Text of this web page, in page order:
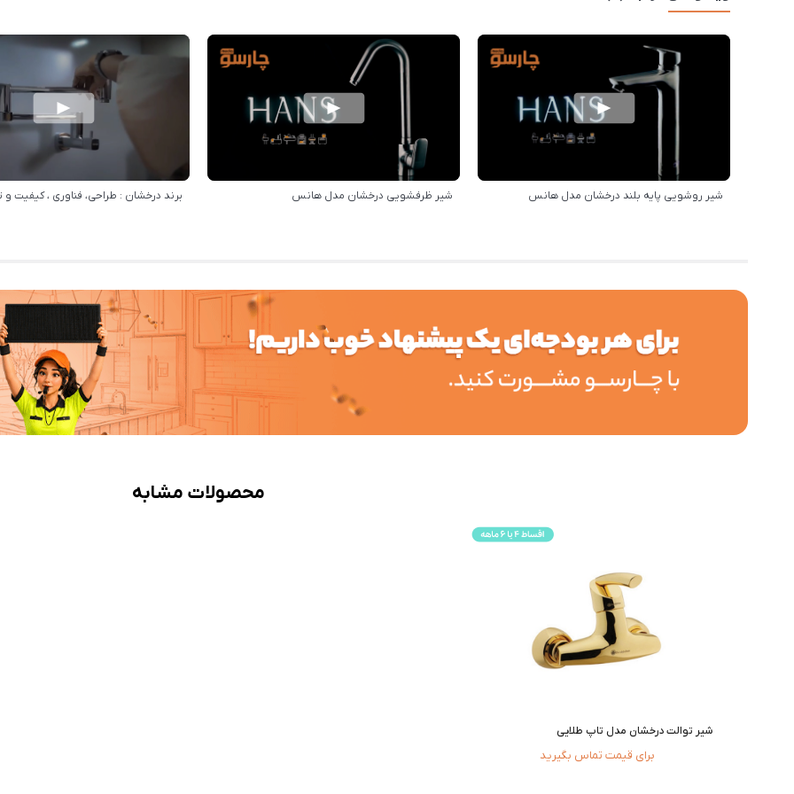
شیر روشویی پایه بلند درخشان مدل هانس شیر ظرفشویی درخشان مدل هانس برند درخشان : طراحی، فناوری ، کیفیت و
محصولات مشابه
شیر توالت درخشان مدل تاپ طلایی
برای قیمت تماس بگیرید